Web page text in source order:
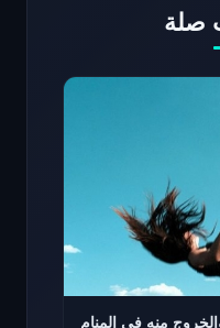
صلة
منه في المنام